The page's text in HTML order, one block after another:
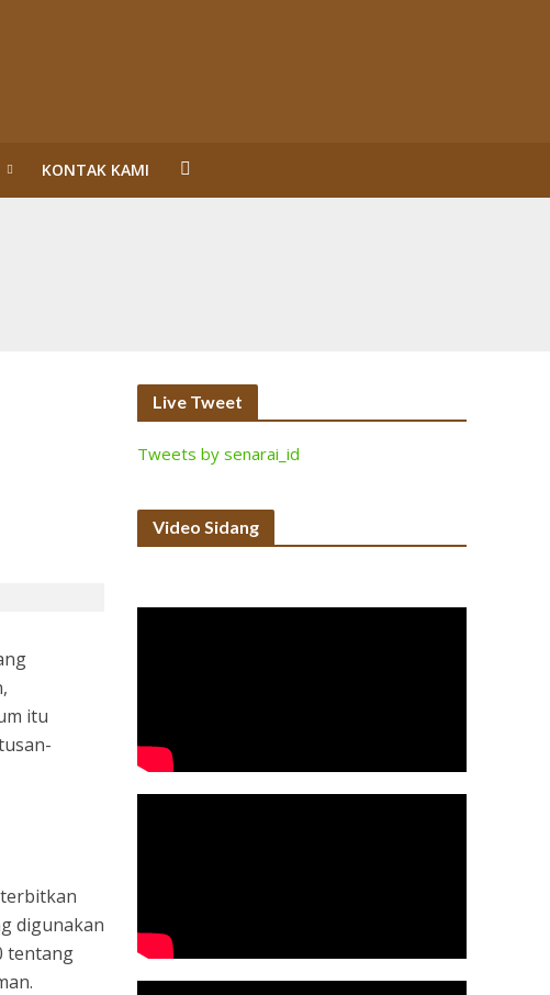
KONTAK KAMI
itu
digunakan
tentang
Live Tweet
Tweets by senarai_id
Video Sidang